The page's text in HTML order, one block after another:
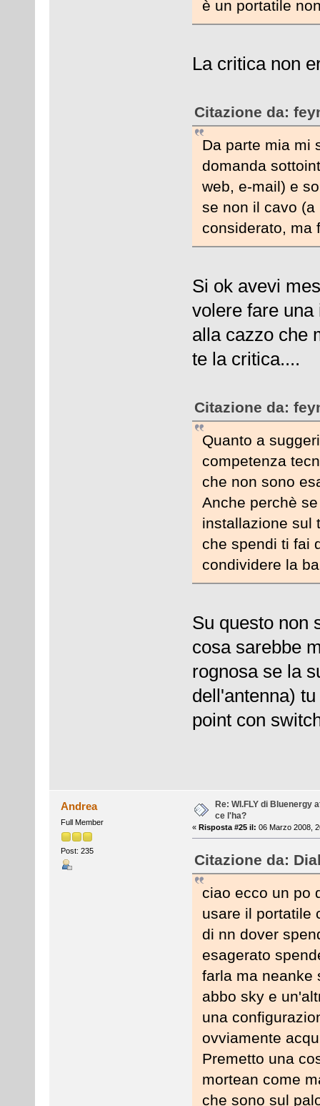
è un portatile
La critica non
Citazione da:
Da parte mia mi
domanda
web, e-mail) e
se non il cavo
considerato, ma
Si ok avevi
volere fare
alla cazzo che
te la critica....
Citazione da:
Quanto a
competenza
che non sono
Anche perchè
installazione sul
che spendi ti fai
condividere la
Su questo non
cosa sarebbe
rognosa se la
dell'antenna)
point con
Andrea
Full Member
Post: 235
Re: WI.FLY di Bluenergy
ce l'ha?
« Risposta #25 il: 06 Marzo 2008,
Citazione da:
ciao ecco un po
usare il portatile
di nn dover
esagerato
farla ma neanke
abbo sky e
una
ovviamente
Premetto una
mortean come
che sono sul